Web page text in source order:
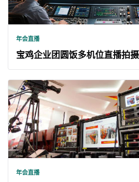
年会直播
宝鸡企业团圆饭多机位直播拍
年会直播